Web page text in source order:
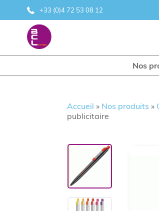
+33 (0)4 72 53 08 12
Nos
Accueil » Nos produits »
publicitaire